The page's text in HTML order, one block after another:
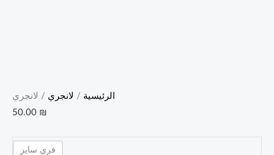
الرئيسية / لانجري / لانجري
50.00 ₪
فري سايز